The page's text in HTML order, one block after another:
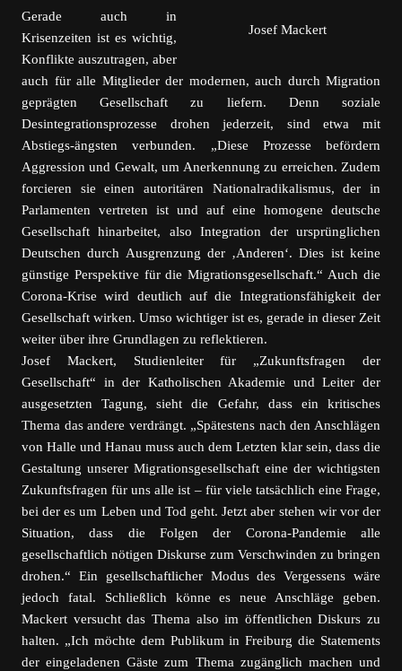
Josef Mackert
Gerade auch in
Krisenzeiten ist es wichtig,
Konflikte auszutragen, aber
auch für alle Mitglieder der modernen, auch durch Migration
geprägten Gesellschaft zu liefern. Denn soziale
Desintegrationsprozesse drohen jederzeit, sind etwa mit
Abstiegs-ängsten verbunden. „Diese Prozesse befördern
Aggression und Gewalt, um Anerkennung zu erreichen. Zudem
forcieren sie einen autoritären Nationalradikalismus, der in
Parlamenten vertreten ist und auf eine homogene deutsche
Gesellschaft hinarbeitet, also Integration der ursprünglichen
Deutschen durch Ausgrenzung der ‚Anderen‘. Dies ist keine
günstige Perspektive für die Migrationsgesellschaft.“ Auch die
Corona-Krise wird deutlich auf die Integrationsfähigkeit der
Gesellschaft wirken. Umso wichtiger ist es, gerade in dieser Zeit
weiter über ihre Grundlagen zu reflektieren.
Josef Mackert, Studienleiter für „Zukunftsfragen der
Gesellschaft“ in der Katholischen Akademie und Leiter der
ausgesetzten Tagung, sieht die Gefahr, dass ein kritisches
Thema das andere verdrängt. „Spätestens nach den Anschlägen
von Halle und Hanau muss auch dem Letzten klar sein, dass die
Gestaltung unserer Migrationsgesellschaft eine der wichtigsten
Zukunftsfragen für uns alle ist – für viele tatsächlich eine Frage,
bei der es um Leben und Tod geht. Jetzt aber stehen wir vor der
Situation, dass die Folgen der Corona-Pandemie alle
gesellschaftlich nötigen Diskurse zum Verschwinden zu bringen
drohen.“ Ein gesellschaftlicher Modus des Vergessens wäre
jedoch fatal. Schließlich könne es neue Anschläge geben.
Mackert versucht das Thema also im öffentlichen Diskurs zu
halten. „Ich möchte dem Publikum in Freiburg die Statements
der eingeladenen Gäste zum Thema zugänglich machen und